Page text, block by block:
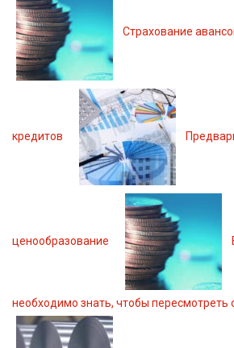
Страхование
кредитов
ценообразование
необходимо знать, чтобы пересмотреть